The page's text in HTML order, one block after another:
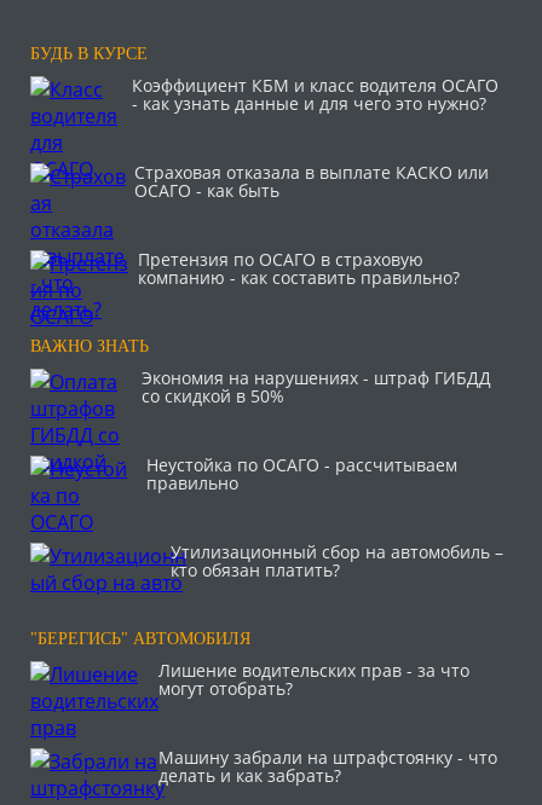
БУДЬ В КУРСЕ
Коэффициент КБМ и класс водителя ОСАГО
- как узнать данные и для чего это нужно?
Страховая отказала в выплате КАСКО или
ОСАГО - как быть
Претензия по ОСАГО в страховую
компанию - как составить правильно?
ВАЖНО ЗНАТЬ
Экономия на нарушениях - штраф ГИБДД
со скидкой в 50%
Неустойка по ОСАГО - рассчитываем
правильно
Утилизационный сбор на автомобиль –
кто обязан платить?
"БЕРЕГИСЬ" АВТОМОБИЛЯ
Лишение водительских прав - за что
могут отобрать?
Машину забрали на штрафстоянку - что
делать и как забрать?